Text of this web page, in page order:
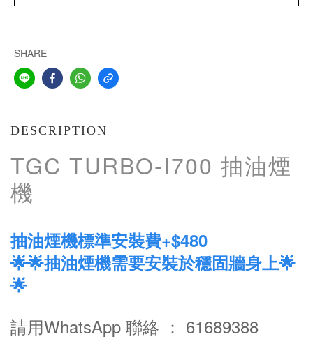
SHARE
DESCRIPTION
TGC TURBO-I700 抽油煙
機
抽油煙機標準安裝費+$480
🌟🌟抽油煙機需要安裝於穩固牆身上🌟
🌟
請用WhatsApp 聯絡 ： 61689388